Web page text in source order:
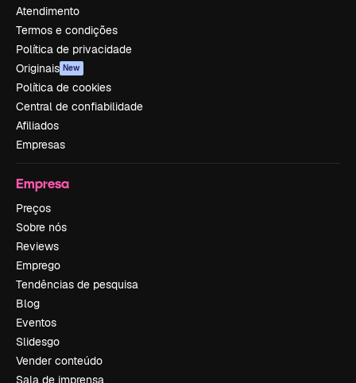
Atendimento
Termos e condições
Política de privacidade
Originais New
Política de cookies
Central de confiabilidade
Afiliados
Empresas
Empresa
Preços
Sobre nós
Reviews
Emprego
Tendências de pesquisa
Blog
Eventos
Slidesgo
Vender conteúdo
Sala de imprensa